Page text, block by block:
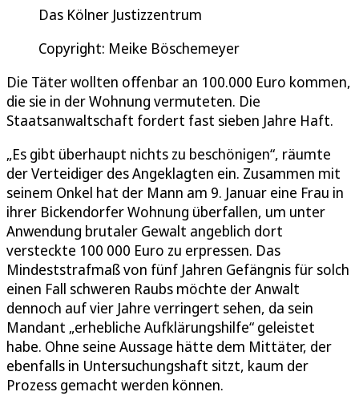
Das Kölner Justizzentrum
Copyright: Meike Böschemeyer
Die Täter wollten offenbar an 100.000 Euro kommen,
die sie in der Wohnung vermuteten. Die
Staatsanwaltschaft fordert fast sieben Jahre Haft.
„Es gibt überhaupt nichts zu beschönigen“, räumte
der Verteidiger des Angeklagten ein. Zusammen mit
seinem Onkel hat der Mann am 9. Januar eine Frau in
ihrer Bickendorfer Wohnung überfallen, um unter
Anwendung brutaler Gewalt angeblich dort
versteckte 100 000 Euro zu erpressen. Das
Mindeststrafmaß von fünf Jahren Gefängnis für solch
einen Fall schweren Raubs möchte der Anwalt
dennoch auf vier Jahre verringert sehen, da sein
Mandant „erhebliche Aufklärungshilfe“ geleistet
habe. Ohne seine Aussage hätte dem Mittäter, der
ebenfalls in Untersuchungshaft sitzt, kaum der
Prozess gemacht werden können.